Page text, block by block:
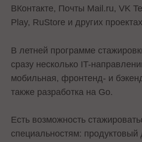
ВКонтакте, Почты Mail.ru, VK
Play, RuStore и других
В летней программе
сразу несколько IT-
мобильная, фронтенд- и
также разработка на Go.
Есть возможность
специальностям: продуктовый